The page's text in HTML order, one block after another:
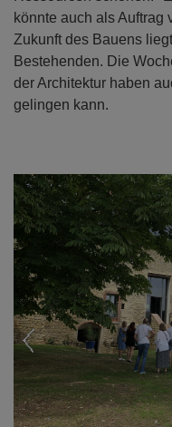
könnte auch als Auftrag
Zukunft des Bauens
Bestehenden. Die
der Architektur haben
gelingen kann.
Previous